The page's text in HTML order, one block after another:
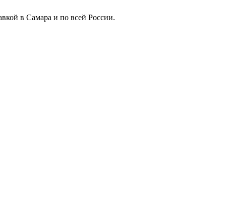
в Самара и по всей России.